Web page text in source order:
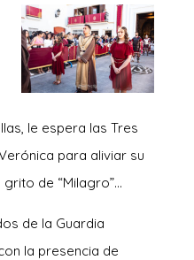
le espera las Tres
para aliviar su
de “Milagro”…
de la Guardia
la presencia de